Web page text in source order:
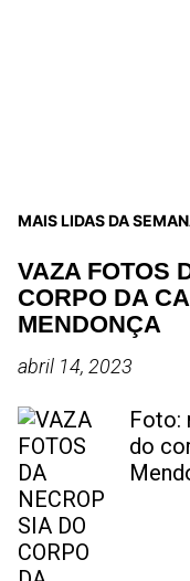
MAIS LIDAS DA
VAZA FOTOS
CORPO DA
MENDONÇA
abril 14, 2023
Foto:
do